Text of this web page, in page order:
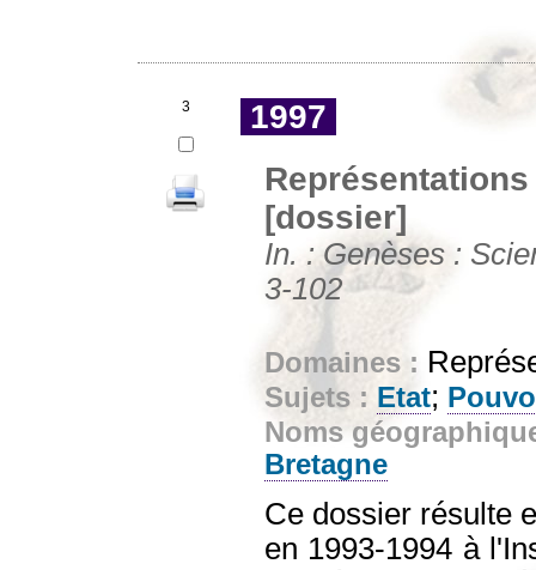
3
1997
[dossier]
In. : Genèses :
3-102
Domaines :
Sujets : Etat;
Noms
Bretagne
Ce dossier résulte
en 1993-1994 à